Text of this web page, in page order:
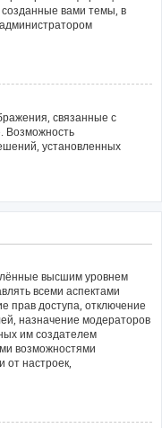
вами темы, в
связанные с
Возможность
установленных
высшим уровнем
всеми аспектами
прав доступа, отключение
назначение модераторов
им создателем
возможностями
от настроек,